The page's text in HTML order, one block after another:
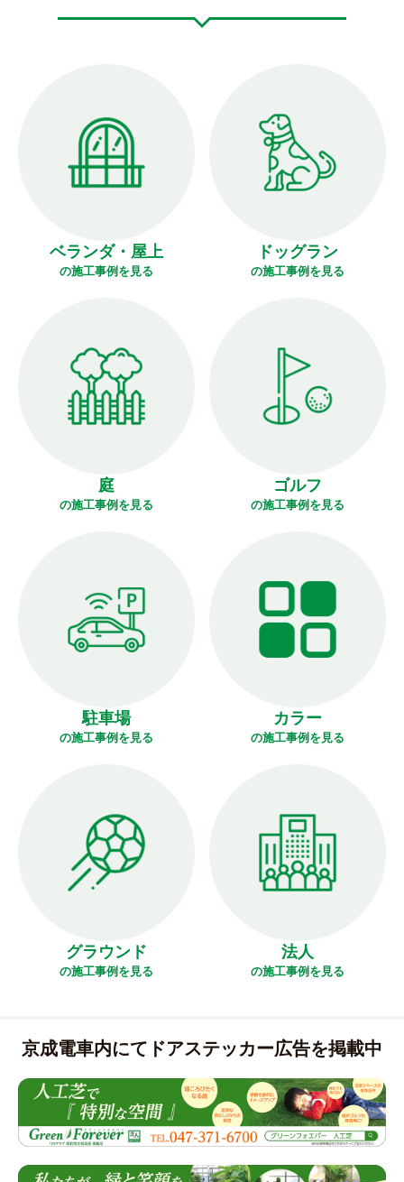
ベランダ・屋上
の施工事例を見る
ドッグラン
の施工事例を見る
庭
の施工事例を見る
ゴルフ
の施工事例を見る
駐車場
の施工事例を見る
カラー
の施工事例を見る
グラウンド
の施工事例を見る
法人
の施工事例を見る
京成電車内にてドアステッカー広告を掲載中